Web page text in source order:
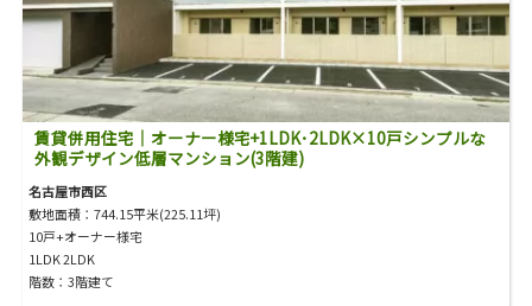
賃貸併用住宅｜オーナー様宅+1LDK･2LDK×10戸シンプルな
外観デザイン低層マンション(3階建)
名古屋市西区
敷地面積：744.15平米(225.11坪)
10戸+オーナー様宅
1LDK 2LDK
階数：3階建て